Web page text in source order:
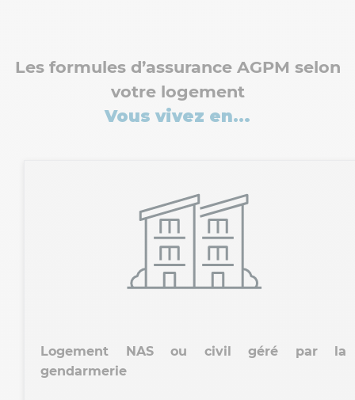
Les formules d’assurance AGPM selon
votre logement
Vous vivez en…
Logement NAS ou civil géré par la
gendarmerie